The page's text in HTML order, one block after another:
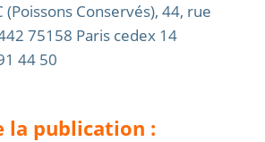
(Poissons Conservés), 44, rue
75158 Paris cedex 14
44 50
la publication :